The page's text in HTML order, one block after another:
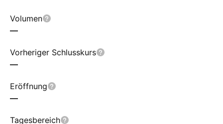
Volumen
—
Vorheriger Schlusskurs
—
Eröffnung
—
Tagesbereich